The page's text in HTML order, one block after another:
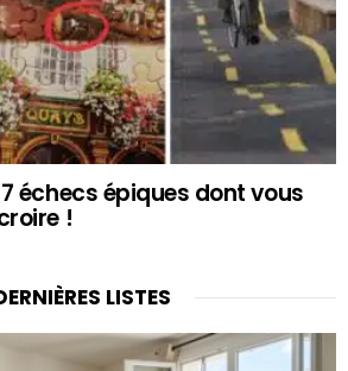
échecs épiques dont vous
!
LISTES